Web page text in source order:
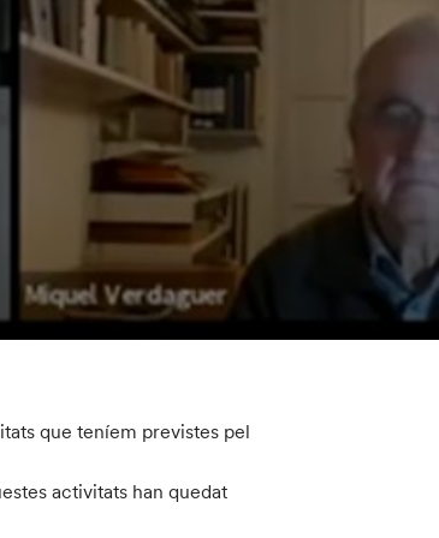
que teníem previstes pel
activitats han quedat